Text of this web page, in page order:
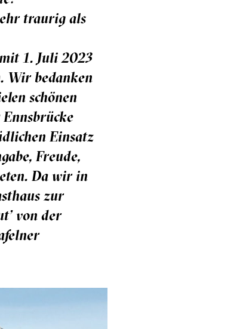
traurig als
1. Juli 2023
Wir bedanken
schönen
Einsatz
Freude,
Da wir in
zur
von der